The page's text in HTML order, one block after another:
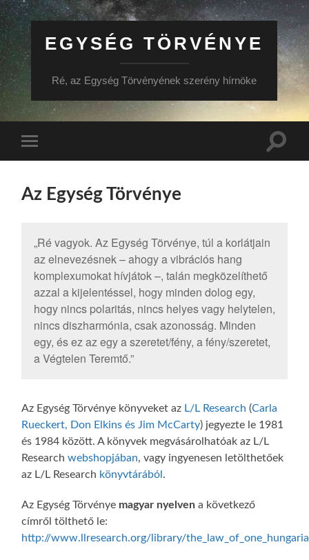
EGYSÉG TÖRVÉNYE
Ré, az Egység Törvényének szerény hírnöke
mobile
Toggle
Az Egység Törvénye
„Ré vagyok. Az Egység Törvénye, túl a korlátjain
az elnevezésnek – ahogy a vibrációs hang
komplexumokat hívjátok –, talán megközelíthető
azzal a kijelentéssel, hogy minden dolog egy,
hogy nincs polaritás, nincs helyes vagy helytelen,
nincs diszharmónia, csak azonosság. Minden
egy, és ez az egy a szeretet/fény, a fény/szeretet,
a Végtelen Teremtő.”
Az Egység Törvénye könyveket az L/L Research (Carla
Rueckert, Don Elkins és Jim McCarty) jegyezte le 1981
és 1984 között. A könyvek megvásárolhatóak az L/L
Researchwebshopjában, vagy ingyenesen letölthetőek
az L/L Research könyvtárából .
Az Egység Törvénye magyar nyelven a következő
címről tölthető le:
http://www.llresearch.org/library/